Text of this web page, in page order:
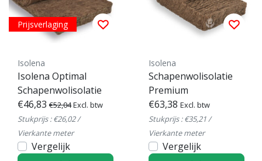
Prijsverlaging
Isolena
Isolena Optimal
Schapenwolisolatie
€46,83 €52,04Excl. btw
Stukprijs : €26,02 /
Vierkante meter
Vergelijk
Isolena
Schapenwolisolatie
Premium
€63,38 Excl. btw
Stukprijs : €35,21 /
Vierkante meter
Vergelijk